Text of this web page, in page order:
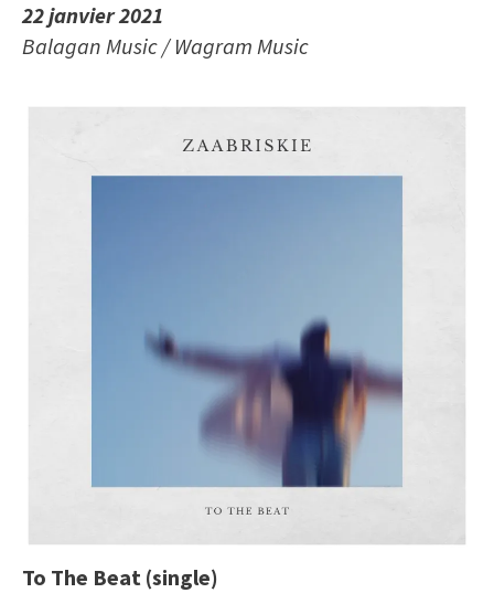
22 janvier 2021
Balagan Music / Wagram Music
To The Beat (single)